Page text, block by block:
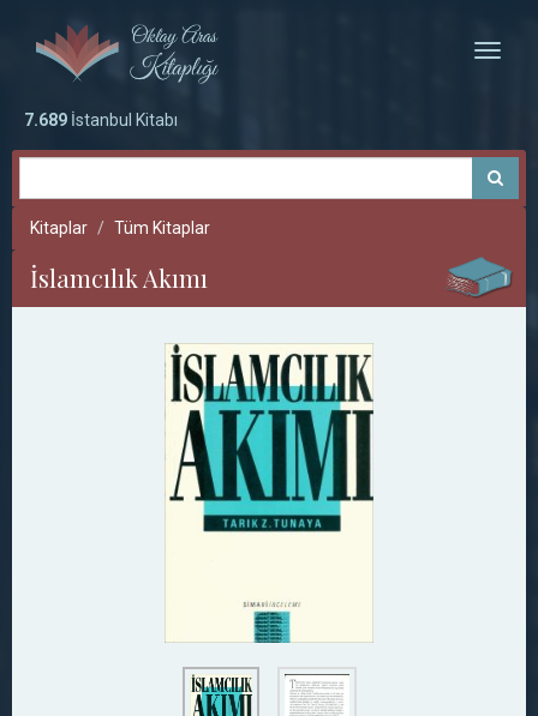
Toggle
7.689 İstanbul Kitabı
Kitaplar Tüm Kitaplar
İslamcılık Akımı